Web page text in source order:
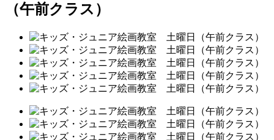
（午前クラス）